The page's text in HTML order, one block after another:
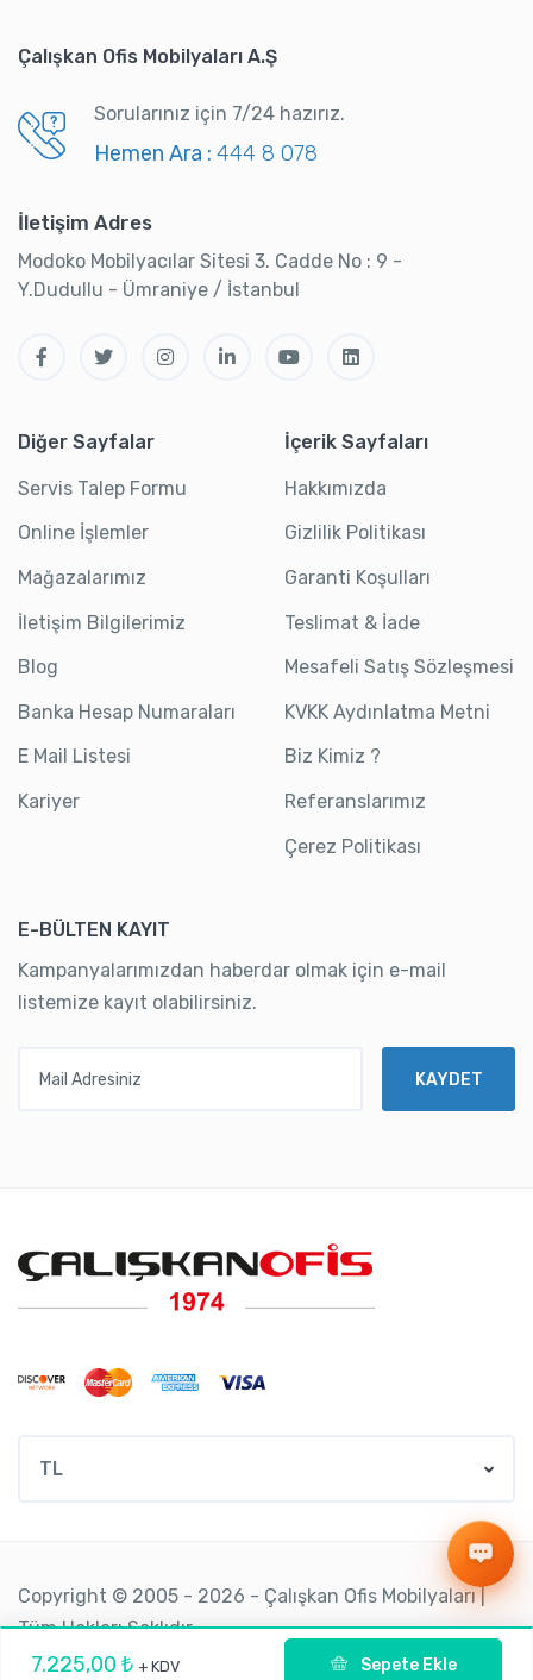
7.225,00 ₺ + KDV Sepete Ekle
Çalışkan Ofis Mobilyaları A.Ş
Sorularınız için 7/24 hazırız.
Hemen Ara : 444 8 078
İletişim Adres
Modoko Mobilyacılar Sitesi 3. Cadde No : 9 -
Y.Dudullu - Ümraniye / İstanbul
Diğer Sayfalar
Servis Talep Formu
Online İşlemler
Mağazalarımız
İletişim Bilgilerimiz
Blog
Banka Hesap Numaraları
E Mail Listesi
Kariyer
İçerik Sayfaları
Hakkımızda
Gizlilik Politikası
Garanti Koşulları
Teslimat & İade
Mesafeli Satış Sözleşmesi
KVKK Aydınlatma Metni
Biz Kimiz ?
Referanslarımız
Çerez Politikası
E-BÜLTEN KAYIT
Kampanyalarımızdan haberdar olmak için e-mail
listemize kayıt olabilirsiniz.
KAYDET
TL
Copyright © 2005 - 2026 - Çalışkan Ofis Mobilyaları |
Tüm Hakları Saklıdır.